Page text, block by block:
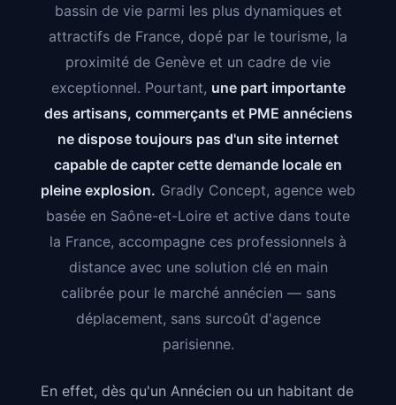
bassin de vie parmi les plus dynamiques et
attractifs de France, dopé par le tourisme, la
proximité de Genève et un cadre de vie
exceptionnel. Pourtant, une part importante
des artisans, commerçants et PME annéciens
ne dispose toujours pas d'un site internet
capable de capter cette demande locale en
pleine explosion. Gradly Concept, agence web
basée en Saône-et-Loire et active dans toute
la France, accompagne ces professionnels à
distance avec une solution clé en main
calibrée pour le marché annécien — sans
déplacement, sans surcoût d'agence
parisienne.
En effet, dès qu'un Annécien ou un habitant de